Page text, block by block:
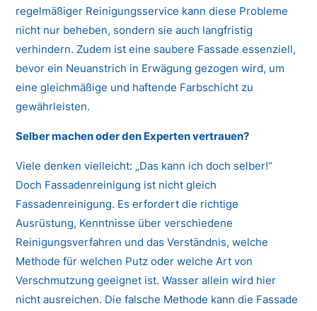
regelmäßiger Reinigungsservice kann diese Probleme
nicht nur beheben, sondern sie auch langfristig
verhindern. Zudem ist eine saubere Fassade essenziell,
bevor ein Neuanstrich in Erwägung gezogen wird, um
eine gleichmäßige und haftende Farbschicht zu
gewährleisten.
Selber machen oder den Experten vertrauen?
Viele denken vielleicht: „Das kann ich doch selber!“
Doch Fassadenreinigung ist nicht gleich
Fassadenreinigung. Es erfordert die richtige
Ausrüstung, Kenntnisse über verschiedene
Reinigungsverfahren und das Verständnis, welche
Methode für welchen Putz oder welche Art von
Verschmutzung geeignet ist. Wasser allein wird hier
nicht ausreichen. Die falsche Methode kann die Fassade